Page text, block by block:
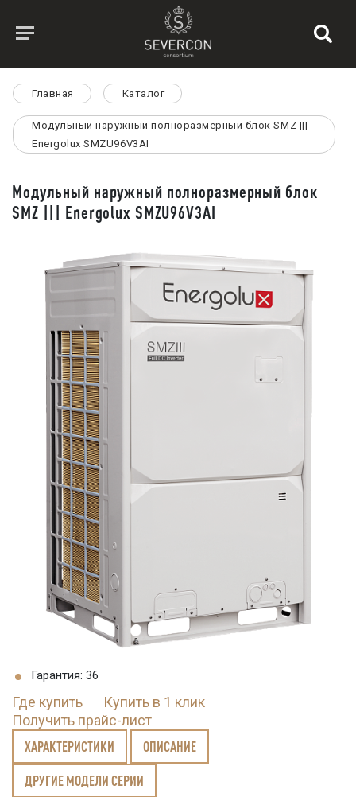
Главная Каталог
Модульный наружный полноразмерный блок SMZ |||
Energolux SMZU96V3AI
Модульный наружный полноразмерный блок
SMZ ||| Energolux SMZU96V3AI
Гарантия: 36
Где купить
Купить в 1 клик
Получить прайс-лист
ХАРАКТЕРИСТИКИ ОПИСАНИЕ
ДРУГИЕ МОДЕЛИ СЕРИИ